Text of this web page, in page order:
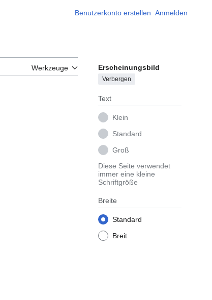
Benutzerkonto erstellen Anmelden
Werkzeuge Erscheinungsbild
Verbergen
Text
Klein
Standard
Groß
Diese Seite verwendet
immer eine kleine
Schriftgröße
Breite
Standard
Breit